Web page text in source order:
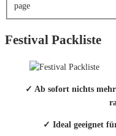
page
Festival Packliste
✓ Ab sofort nichts
✓ Ideal geeignet